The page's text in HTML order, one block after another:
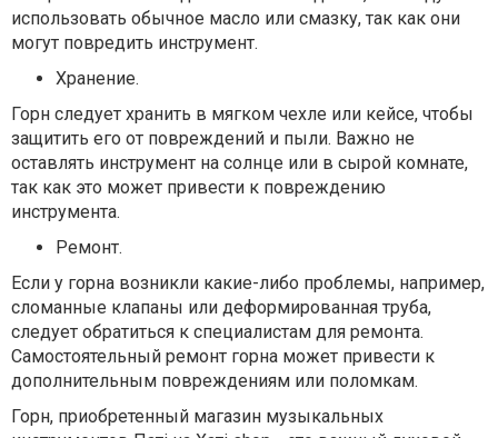
использовать обычное масло или смазку, так как они
могут повредить инструмент.
Хранение.
Горн следует хранить в мягком чехле или кейсе, чтобы
защитить его от повреждений и пыли. Важно не
оставлять инструмент на солнце или в сырой комнате,
так как это может привести к повреждению
инструмента.
Ремонт.
Если у горна возникли какие-либо проблемы, например,
сломанные клапаны или деформированная труба,
следует обратиться к специалистам для ремонта.
Самостоятельный ремонт горна может привести к
дополнительным повреждениям или поломкам.
Горн, приобретенный магазин музыкальных